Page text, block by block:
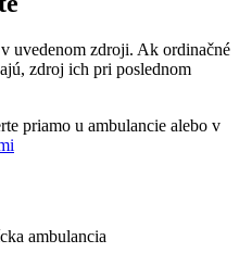
uvedenom zdroji. Ak ordinačné
zdroj ich pri poslednom
priamo u ambulancie alebo v
ambulancia